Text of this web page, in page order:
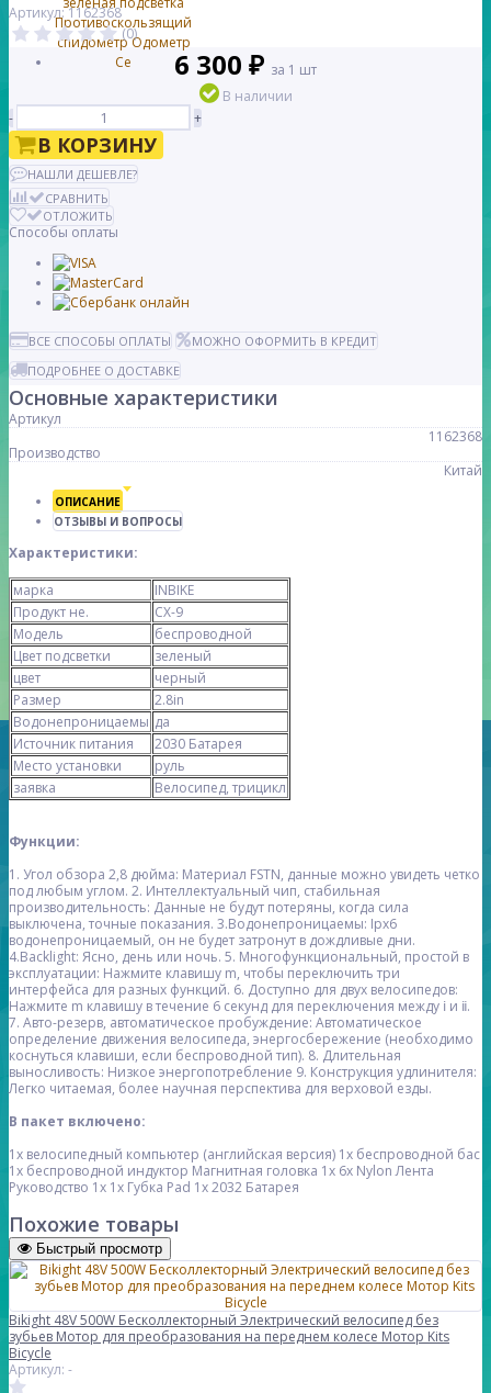
Артикул: 1162368
(0)
6 300 ₽ за 1 шт
В наличии
-
+
В КОРЗИНУ
НАШЛИ ДЕШЕВЛЕ?
СРАВНИТЬ
ОТЛОЖИТЬ
Способы оплаты
ВСЕ СПОСОБЫ ОПЛАТЫ
МОЖНО ОФОРМИТЬ В КРЕДИТ
ПОДРОБНЕЕ О ДОСТАВКЕ
Основные характеристики
Артикул
1162368
Производство
Китай
ОПИСАНИЕ
ОТЗЫВЫ И ВОПРОСЫ
Характеристики:
марка
INBIKE
Продукт не.
CX-9
Модель
беспроводной
Цвет подсветки
зеленый
цвет
черный
Размер
2.8in
Водонепроницаемы да
Источник питания
2030 Батарея
Место установки
руль
заявка
Велосипед, трицикл
Функции:
1. Угол обзора 2,8 дюйма: Материал FSTN, данные можно увидеть четко
под любым углом. 2. Интеллектуальный чип, стабильная
производительность: Данные не будут потеряны, когда сила
выключена, точные показания. 3.Водонепроницаемы: Ipx6
водонепроницаемый, он не будет затронут в дождливые дни.
4.Backlight: Ясно, день или ночь. 5. Многофункциональный, простой в
эксплуатации: Нажмите клавишу m, чтобы переключить три
интерфейса для разных функций. 6. Доступно для двух велосипедов:
Нажмите m клавишу в течение 6 секунд для переключения между ⅰ и ⅱ.
7. Авто-резерв, автоматическое пробуждение: Автоматическое
определение движения велосипеда, энергосбережение (необходимо
коснуться клавиши, если беспроводной тип). 8. Длительная
выносливость: Низкое энергопотребление 9. Конструкция удлинителя:
Легко читаемая, более научная перспектива для верховой езды.
В пакет включено:
1x велосипедный компьютер (английская версия) 1x беспроводной бас
1x беспроводной индуктор Магнитная головка 1x 6x Nylon Лента
Руководство 1x 1x Губка Pad 1x 2032 Батарея
Похожие товары
Быстрый просмотр
Bikight 48V 500W Бесколлекторный Электрический велосипед без
зубьев Мотор для преобразования на переднем колесе Мотор Kits
Bicycle
Артикул: -